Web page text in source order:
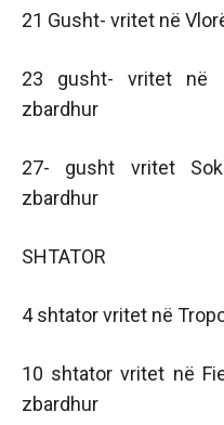
21 Gusht- vritet në
23 gusht- vritet në
zbardhur
27- gusht vritet
zbardhur
SHTATOR
4 shtator vritet në
10 shtator vritet në
zbardhur